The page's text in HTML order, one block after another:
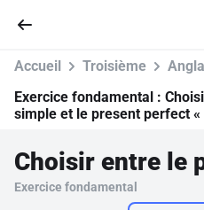
Parcourir
Accueil Troisième
Exercice fondamental :
simple et le present perfect «
Exercice fondamental